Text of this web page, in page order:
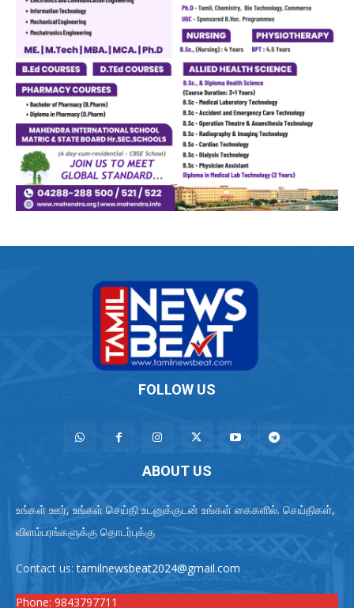
FOLLOW US
ABOUT US
உங்கள் ஊர், உங்கள் செய்தி உடனுக்குடன் உங்கள் கைகளில். செய்திகள்,
விளம்பரங்களுக்கு தொடர்புக்கு
Contact us:tamilnewsbeat2024@gmail.com
Phone: 9843797711